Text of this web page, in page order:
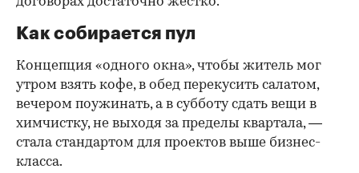
Как собирается пул
Концепция «одного окна», чтобы житель мог
утром взять кофе, в обед перекусить салатом,
вечером поужинать, а в субботу сдать вещи в
химчистку, не выходя за пределы квартала, —
стала стандартом для проектов выше бизнес-
класса.